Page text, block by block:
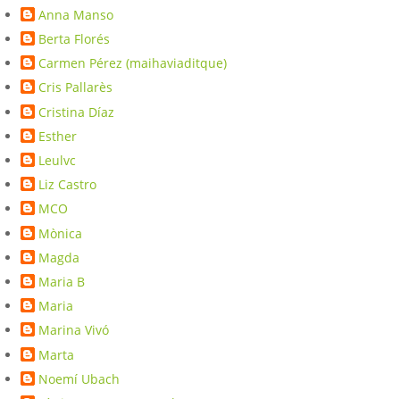
Anna Manso
Berta Florés
Carmen Pérez (maihaviaditque)
Cris Pallarès
Cristina Díaz
Esther
Leulvc
Liz Castro
MCO
Mònica
Magda
Maria B
Maria
Marina Vivó
Marta
Noemí Ubach